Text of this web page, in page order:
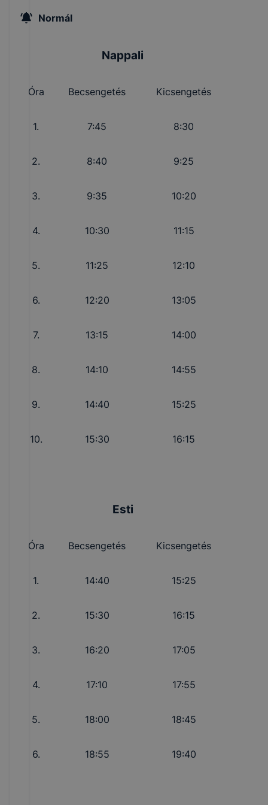
Normál
Nappali
Óra Becsengetés Kicsengetés
1. 7:45 8:30
2. 8:40 9:25
3. 9:35 10:20
4. 10:30 11:15
5. 11:25 12:10
6. 12:20 13:05
7. 13:15 14:00
8. 14:10 14:55
9. 14:40 15:25
10. 15:30 16:15
Esti
Óra Becsengetés Kicsengetés
1. 14:40 15:25
2. 15:30 16:15
3. 16:20 17:05
4. 17:10 17:55
5. 18:00 18:45
6. 18:55 19:40